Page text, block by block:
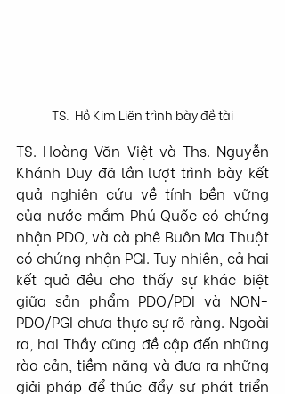
TS.  Hồ Kim Liên trình bày đề tài
TS. Hoàng Văn Việt và Ths. Nguyễn
Khánh Duy đã lần lượt trình bày kết
quả nghiên cứu về tính bền vững
của nước mắm Phú Quốc có chứng
nhận PDO, và cà phê Buôn Ma Thuột
có chứng nhận PGI. Tuy nhiên, cả hai
kết quả đều cho thấy sự khác biệt
giữa sản phẩm PDO/PDI và NON-
PDO/PGI chưa thực sự rõ ràng. Ngoài
ra, hai Thầy cũng đề cập đến những
rào cản, tiềm năng và đưa ra những
giải pháp để thúc đẩy sự phát triển